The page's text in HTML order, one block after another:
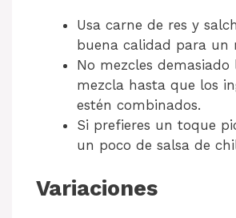
Usa carne de res y
buena calidad para un
No mezcles demasiado
mezcla hasta que los
estén combinados.
Si prefieres un toque
un poco de salsa de
Variaciones